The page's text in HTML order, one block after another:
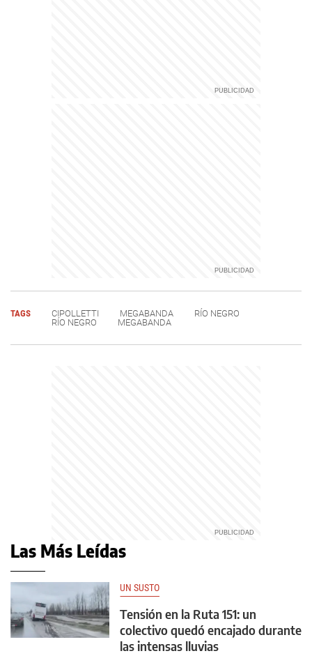
TAGS CIPOLLETTI MEGABANDA
RÍO NEGRO
RÍO NEGRO
MEGABANDA
Las Más Leídas
UN SUSTO
Tensión en la Ruta 151: un
colectivo quedó encajado durante
las intensas lluvias